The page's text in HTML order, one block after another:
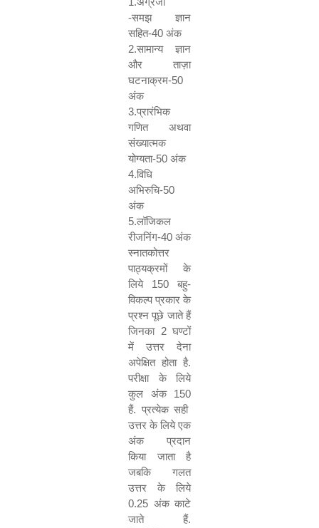
-समझ ज्ञान
सहित-40 अंक
2.सामान्य ज्ञान
और ताज़ा
घटनाक्रम-50
अंक
3.प्रारंभिक
गणित अथवा
संख्यात्मक
योग्यता-50 अंक
4.विधि
अभिरुचि-50
अंक
5.लॉजिकल
रीजनिंग-40 अंक
स्नातकोत्तर
पाठ्यक्रमों के
लिये 150 बहु-
विकल्प प्रकार के
प्रश्न पूछे जाते हैं
जिनका 2घण्टों
में उत्तर देना
अपेक्षित होता है.
परीक्षा के लिये
कुल अंक 150
हैं. प्रत्येक सही
उत्तर के लिये एक
अंक प्रदान
किया जाता है
जबकि गलत
उत्तर के लिये
0.25 अंक काटे
जाते हैं.